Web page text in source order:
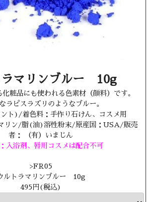
ラマリンブルー 10g
粧品にも使われる色素材（顔料）です。
ラピスラズリのようなブルー。
ト)/着色料：手作り石けん、コスメ用
リン/脂(油)溶性粉末/原産国：USA/販売
者： （有）いまじん
入浴剤、唇用コスメは配合不可
>FR05
ルトラマリンブルー 10g
495円(税込)